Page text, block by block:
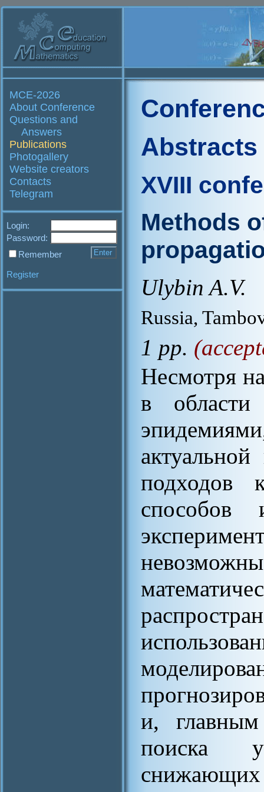
MCE-2026
About Conference
Questions and
Answers
Publications
Photogallery
Website creators
Contacts
Telegram
Login:
Password:
Remember
Register
Abstracts
XVIII
Methods
Ulybin A.V.
Russia,
1 pp.
Несмотря
в
способов
и,
поиска
снижающих